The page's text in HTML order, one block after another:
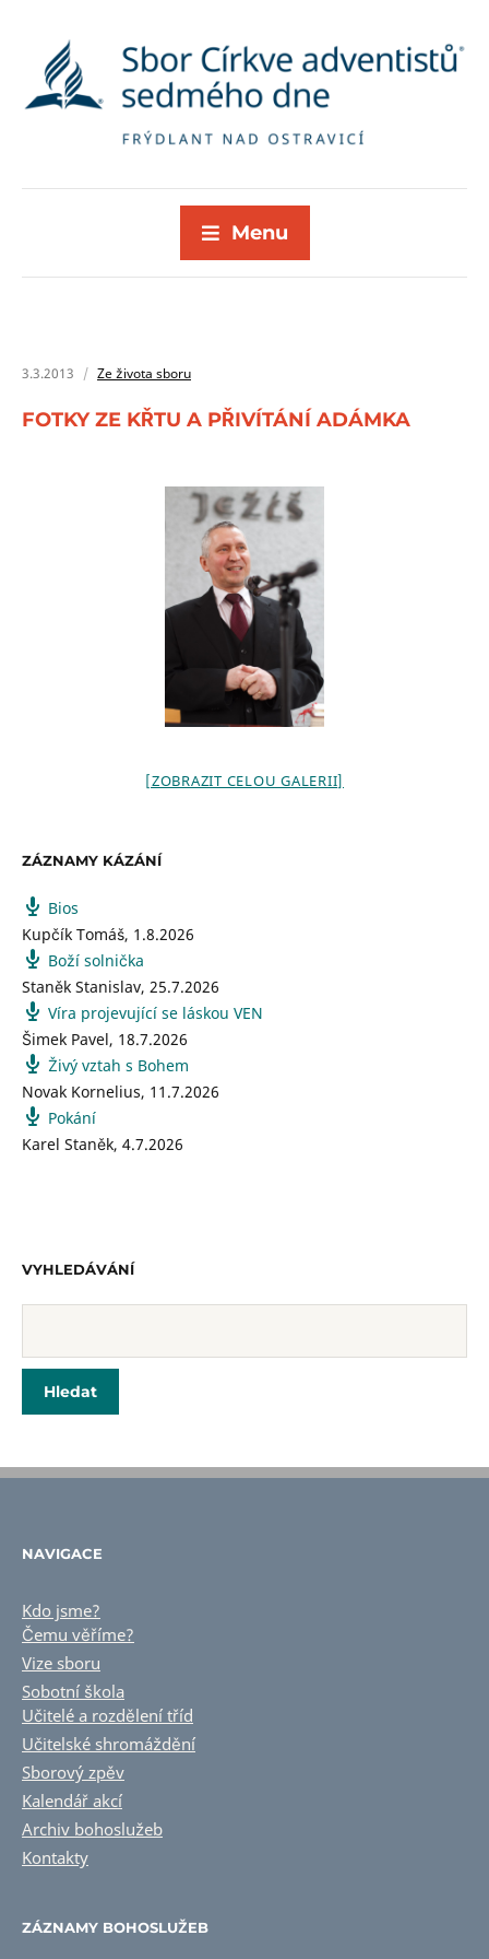
Menu
3.3.2013 Ze života sboru
FOTKY ZE KŘTU A PŘIVÍTÁNÍ ADÁMKA
[ZOBRAZIT CELOU GALERII]
ZÁZNAMY KÁZÁNÍ
Bios
Kupčík Tomáš, 1.8.2026
Boží solnička
Staněk Stanislav, 25.7.2026
Víra projevující se láskou VEN
Šimek Pavel, 18.7.2026
Živý vztah s Bohem
Novak Kornelius, 11.7.2026
Pokání
Karel Staněk, 4.7.2026
VYHLEDÁVÁNÍ
NAVIGACE
Kdo jsme?
Čemu věříme?
Vize sboru
Sobotní škola
Učitelé a rozdělení tříd
Učitelské shromáždění
Sborový zpěv
Kalendář akcí
Archiv bohoslužeb
Kontakty
ZÁZNAMY BOHOSLUŽEB